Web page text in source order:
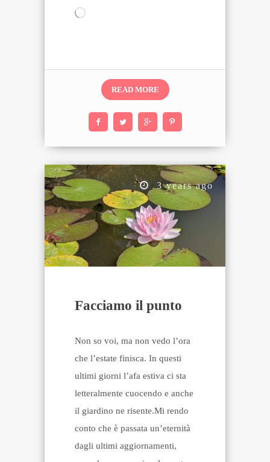
Caricamento
READ MORE
3 years ago
Facciamo il punto
Non so voi, ma non vedo l’ora
che l’estate finisca. In questi
ultimi giorni l’afa estiva ci sta
letteralmente cuocendo e anche
il giardino ne risente.Mi rendo
conto che è passata un’eternità
dagli ultimi aggiornamenti,